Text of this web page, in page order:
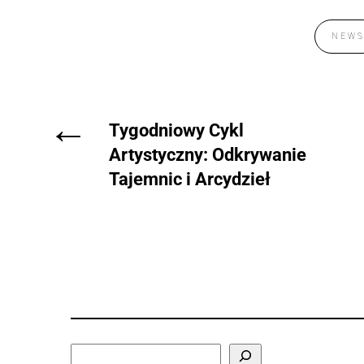
NEWS
Tygodniowy Cykl
Artystyczny: Odkrywanie
Tajemnic i Arcydzieł
←